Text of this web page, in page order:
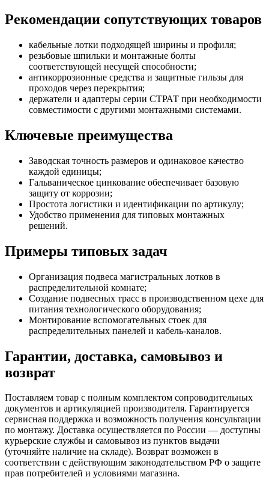
Рекомендации сопутствующих товаров
кабельные лотки подходящей ширины и профиля;
резьбовые шпильки и монтажные болты
соответствующей несущей способности;
антикоррозионные средства и защитные гильзы для
проходов через перекрытия;
держатели и адаптеры серии СТРАТ при необходимости
совместимости с другими монтажными системами.
Ключевые преимущества
Заводская точность размеров и одинаковое качество
каждой единицы;
Гальваническое цинкование обеспечивает базовую
защиту от коррозии;
Простота логистики и идентификации по артикулу;
Удобство применения для типовых монтажных
решений.
Примеры типовых задач
Организация подвеса магистральных лотков в
распределительной комнате;
Создание подвесных трасс в производственном цехе для
питания технологического оборудования;
Монтирование вспомогательных стоек для
распределительных панелей и кабель-каналов.
Гарантии, доставка, самовывоз и
возврат
Поставляем товар с полным комплектом сопроводительных
документов и артикуляцией производителя. Гарантируется
сервисная поддержка и возможность получения консультации
по монтажу. Доставка осуществляется по России — доступны
курьерские службы и самовывоз из пунктов выдачи
(уточняйте наличие на складе). Возврат возможен в
соответствии с действующим законодательством РФ о защите
прав потребителей и условиями магазина.